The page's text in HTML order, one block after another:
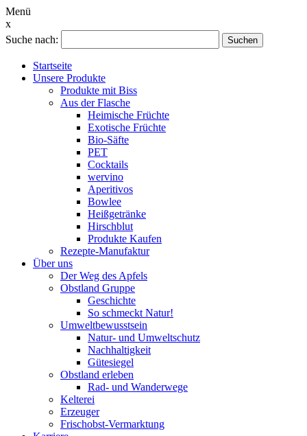
Menü
x
Suche nach:
Suchen
Startseite
Unsere Produkte
Produkte mit Biss
Aus der Flasche
Heimische Früchte
Exotische Früchte
Bio-Säfte
PET
Cocktails
wervino
Aperitivos
Bowlee
Heißgetränke
Hirschblut
Produkte Kaufen
Rezepte-Manufaktur
Über uns
Der Weg des Apfels
Obstland Gruppe
Geschichte
So schmeckt Natur!
Umweltbewusstsein
Natur- und Umweltschutz
Nachhaltigkeit
Gütesiegel
Obstland erleben
Rad- und Wanderwege
Kelterei
Erzeuger
Frischobst-Vermarktung